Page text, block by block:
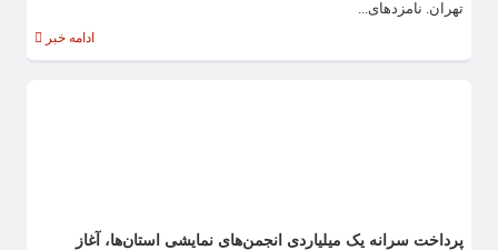
تهران. نامزدهای...
ادامه خبر
پرداخت سرانه یک میلیاردی انجمن‌های نمایشی استان‌ها، آغاز